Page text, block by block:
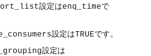
設定はenq_timeで
設定はTRUEです。
設定は